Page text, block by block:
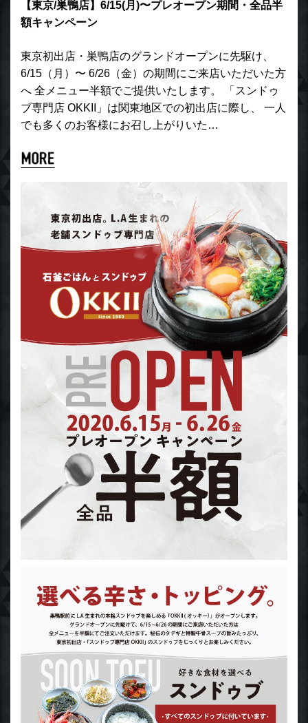
【東京/巣鴨店】6/15(月)〜プレオープン期間・全品半
額キャンペーン
東京初出店・巣鴨店のグランドオープンに先駆け、
6/15（月）〜 6/26（金）の期間にご来店いただいた方
へ 全メニュー半額でご提供いたします。 「スンドゥ
ブ専門店 OKKII」は関東地区での初出店に際し、 一人
でも多くのお客様にお召し上がりいた…